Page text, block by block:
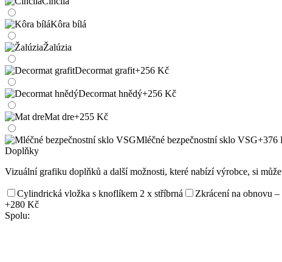
Kôra bílá
Žalúzia
Decormat grafit+256 Kč
Decormat hnědý+256 Kč
Mat dre+255 Kč
Mléčné bezpečnostní sklo VSG+376
Doplňky
Vizuální grafiku doplňků a další možnosti, které nabízí výrobce, si
Cylindrická vložka s knoflíkem 2 x stříbrná Zkrácení na obnovu –
+280 Kč
Spolu: